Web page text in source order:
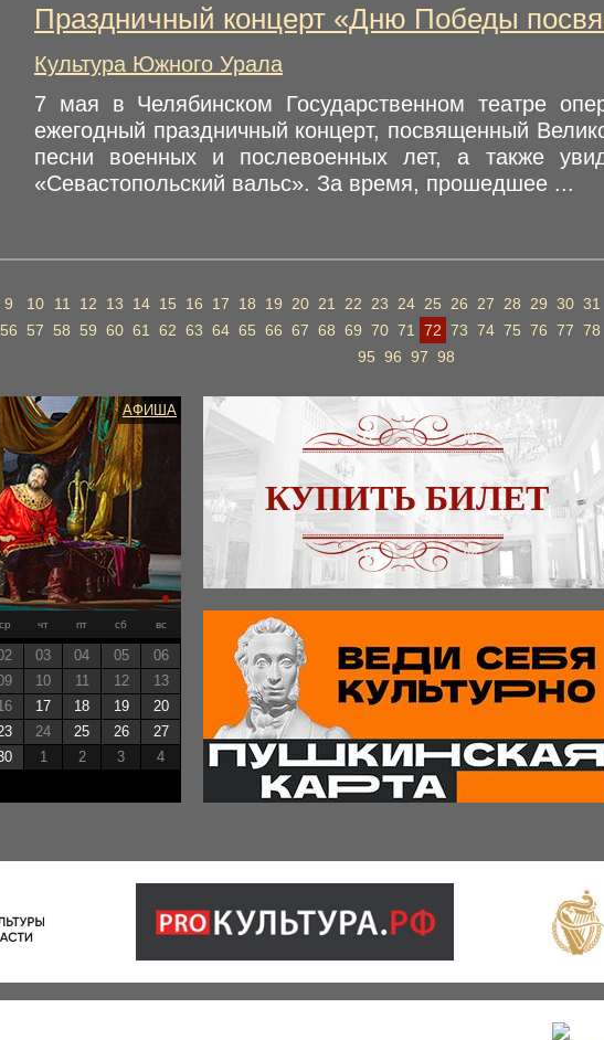
Праздничный концерт «Дню Победы
Культура Южного Урала
7 мая в Челябинском Государственном театре
ежегодный праздничный концерт, посвященный
песни военных и послевоенных лет, а также
«Севастопольский вальс». За время, прошедшее ...
9 10 11 12 13 14 15 16 17 18 19 20 21 22 23 24 25 26 27 28 29 30 31
56 57 58 59 60 61 62 63 64 65 66 67 68 69 70 71 72 73 74 75 76 77 78
95 96 97 98
АФИША
ср чт пт сб вс
03 04 05
06
10 11 12
13
17 18 19
20
24 25 26
27
1 2 3 4
КУПИТЬ БИЛЕТ